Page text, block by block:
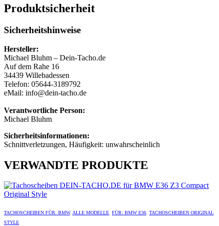
Produktsicherheit
Sicherheitshinweise
Hersteller:
Michael Bluhm – Dein-Tacho.de
Auf dem Rahe 16
34439 Willebadessen
Telefon: 05644-3189792
eMail: info@dein-tacho.de
Verantwortliche Person:
Michael Bluhm
Sicherheitsinformationen:
Schnittverletzungen, Häufigkeit: unwahrscheinlich
VERWANDTE PRODUKTE
Produkt
weist
Produkt
weist
TACHOSCHEIBEN FÜR: BMW, ALLE MODELLE, FÜR: BMW E36, TACHOSCHEIBEN ORIGINAL
STYLE